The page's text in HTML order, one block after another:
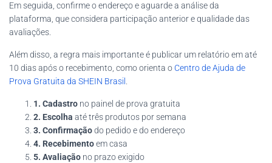
Em seguida, confirme o endereço e aguarde a análise da
plataforma, que considera participação anterior e qualidade das
avaliações.
Além disso, a regra mais importante é publicar um relatório em até
10 dias após o recebimento, como orienta o Centro de Ajuda de
Prova Gratuita da SHEIN Brasil .
1. Cadastro no painel de prova gratuita
2. Escolha até três produtos por semana
3. Confirmaçãodo pedido e do endereço
4. Recebimentoem casa
5. Avaliação no prazo exigido